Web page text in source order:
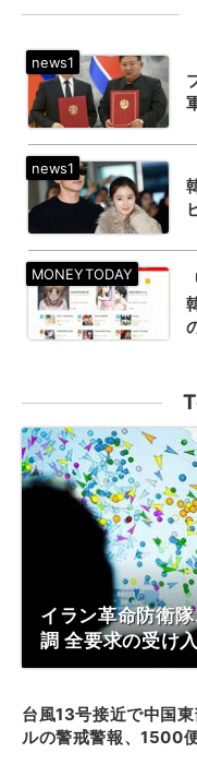
イラン革命防衛
調 全要求の受け
台風13号接近で中国
ルの警戒警報、1500